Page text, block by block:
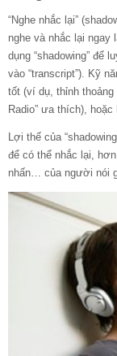
“Nghe nhắc lại”
nghe và nhắc lại
dụng “shadowing” để
vào “transcript”). Kỹ
tốt (ví dụ, thỉnh thoảng
Radio” ưa thích), hoặc
Lợi thế của
để có thể nhắc lại,
nhấn… của người nói